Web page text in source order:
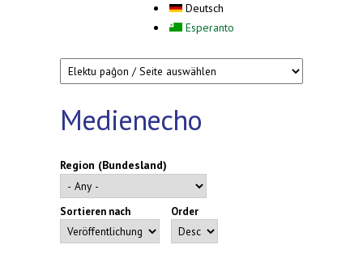
Deutsch
Esperanto
Medienecho
Region (Bundesland)
Sortieren nach Order